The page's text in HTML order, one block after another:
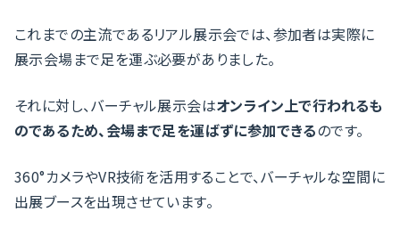
これまでの主流であるリアル展示会では、参加者は実際に
展示会場まで足を運ぶ必要がありました。
それに対し、バーチャル展示会はオンライン上で行われるも
のであるため、会場まで足を運ばずに参加できるのです。
360°カメラやVR技術を活用することで、バーチャルな空間に
出展ブースを出現させています。